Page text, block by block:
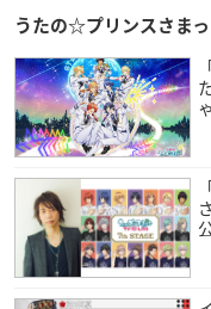
6章：雲のない夜、港に
7章：嵐の後の静けさ
終章：Open the door
※CD収録内容は3種共
【特典】
うたの☆プリンスさま